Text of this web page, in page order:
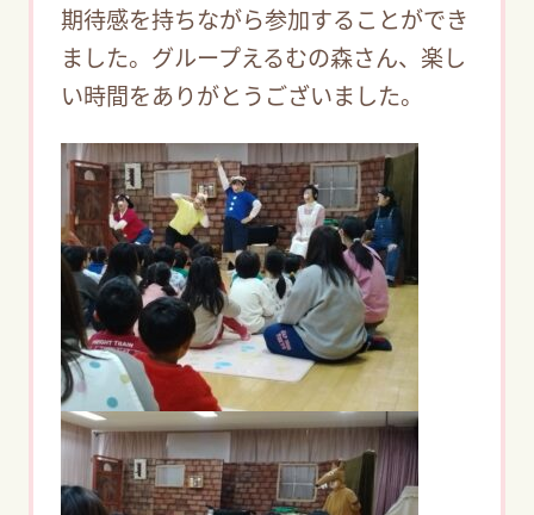
期待感を持ちながら参加することができ
ました。グループえるむの森さん、楽し
い時間をありがとうございました。